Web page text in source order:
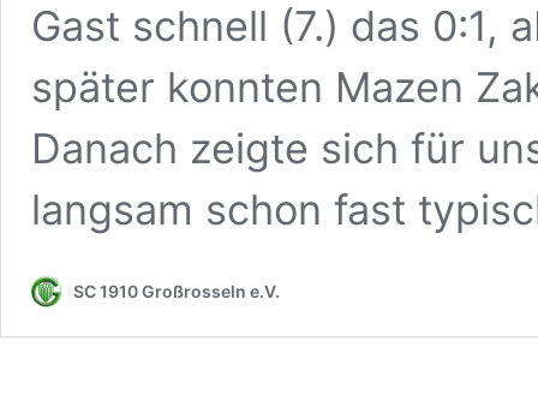
Gast schnell (7.) das 0:1,
später konnten Mazen
Danach zeigte sich für
langsam schon fast
SC 1910 Großrosseln e.V.